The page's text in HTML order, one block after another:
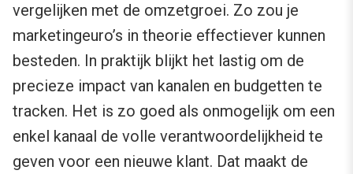
vergelijken met de omzetgroei. Zo zou je
marketingeuro’s in theorie effectiever kunnen
besteden. In praktijk blijkt het lastig om de
precieze impact van kanalen en budgetten te
tracken. Het is zo goed als onmogelijk om een
enkel kanaal de volle verantwoordelijkheid te
geven voor een nieuwe klant. Dat maakt de